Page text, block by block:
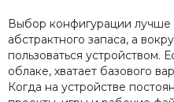
Выбор конфигурации лучше
абстрактного запаса, а
пользоваться устройством.
облаке, хватает базового
Когда на устройстве